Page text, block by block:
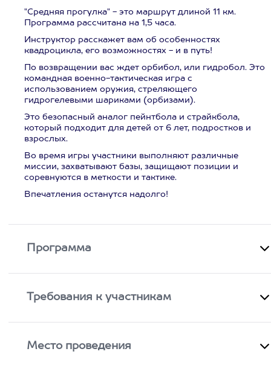
"Средняя прогулка" - это маршрут длиной 11 км.
Программа рассчитана на 1,5 часа.
Инструктор расскажет вам об особенностях
квадроцикла, его возможностях - и в путь!
По возвращении вас ждет орбибол, или гидробол. Это
командная военно-тактическая игра с
использованием оружия, стреляющего
гидрогелевыми шариками (орбизами).
Это безопасный аналог пейнтбола и страйкбола,
который подходит для детей от 6 лет, подростков и
взрослых.
Во время игры участники выполняют различные
миссии, захватывают базы, защищают позиции и
соревнуются в меткости и тактике.
Впечатления останутся надолго!
Программа
Требования к участникам
Место проведения